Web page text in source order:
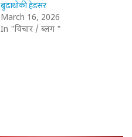
बुढाथोकी हेडसर
March 16, 2026
In "विचार / ब्लग "